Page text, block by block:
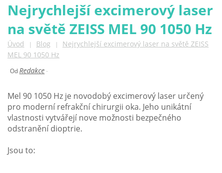
Nejrychlejší excimerový laser
na světě ZEISS MEL 90 1050 Hz
Úvod | Blog |
Nejrychlejší excimerový laser na světě ZEISS
MEL 90 1050 Hz
OdRedakce-
Mel 90 1050 Hz je novodobý excimerový laser určený
pro moderní refrakční chirurgii oka. Jeho unikátní
vlastnosti vytvářejí nove možnosti bezpečného
odstranění dioptrie.
Jsou to: